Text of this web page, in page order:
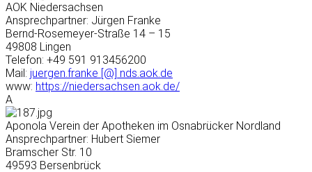
AOK Niedersachsen
Ansprechpartner: Jürgen Franke
Bernd-Rosemeyer-Straße 14 – 15
49808 Lingen
Telefon: +49 591 913456200
Mail: juergen.franke [@] nds.aok.de
www: https://niedersachsen.aok.de/
A
Aponola Verein der Apotheken im Osnabrücker Nordland
Ansprechpartner: Hubert Siemer
Bramscher Str. 10
49593 Bersenbrück